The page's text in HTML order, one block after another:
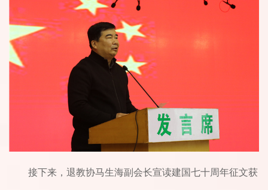
接下来，退教协马生海副会长宣读建国七十周年征文获